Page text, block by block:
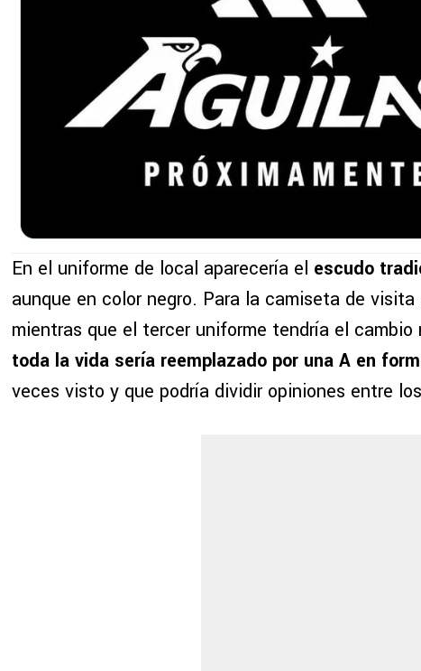
En el uniforme de local aparecería el escudo
aunque en color negro. Para la camiseta de
mientras que el tercer uniforme tendría el cambio
toda la vida sería reemplazado por una A en
veces visto y que podría dividir opiniones entre